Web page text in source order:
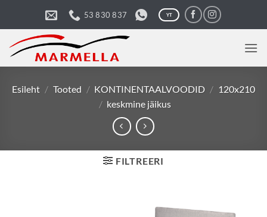
content
53 830 837 YT
Esileht / Tooted / KONTINENTAALVOODID / 120x210
/ keskmine jäikus
FILTREERI